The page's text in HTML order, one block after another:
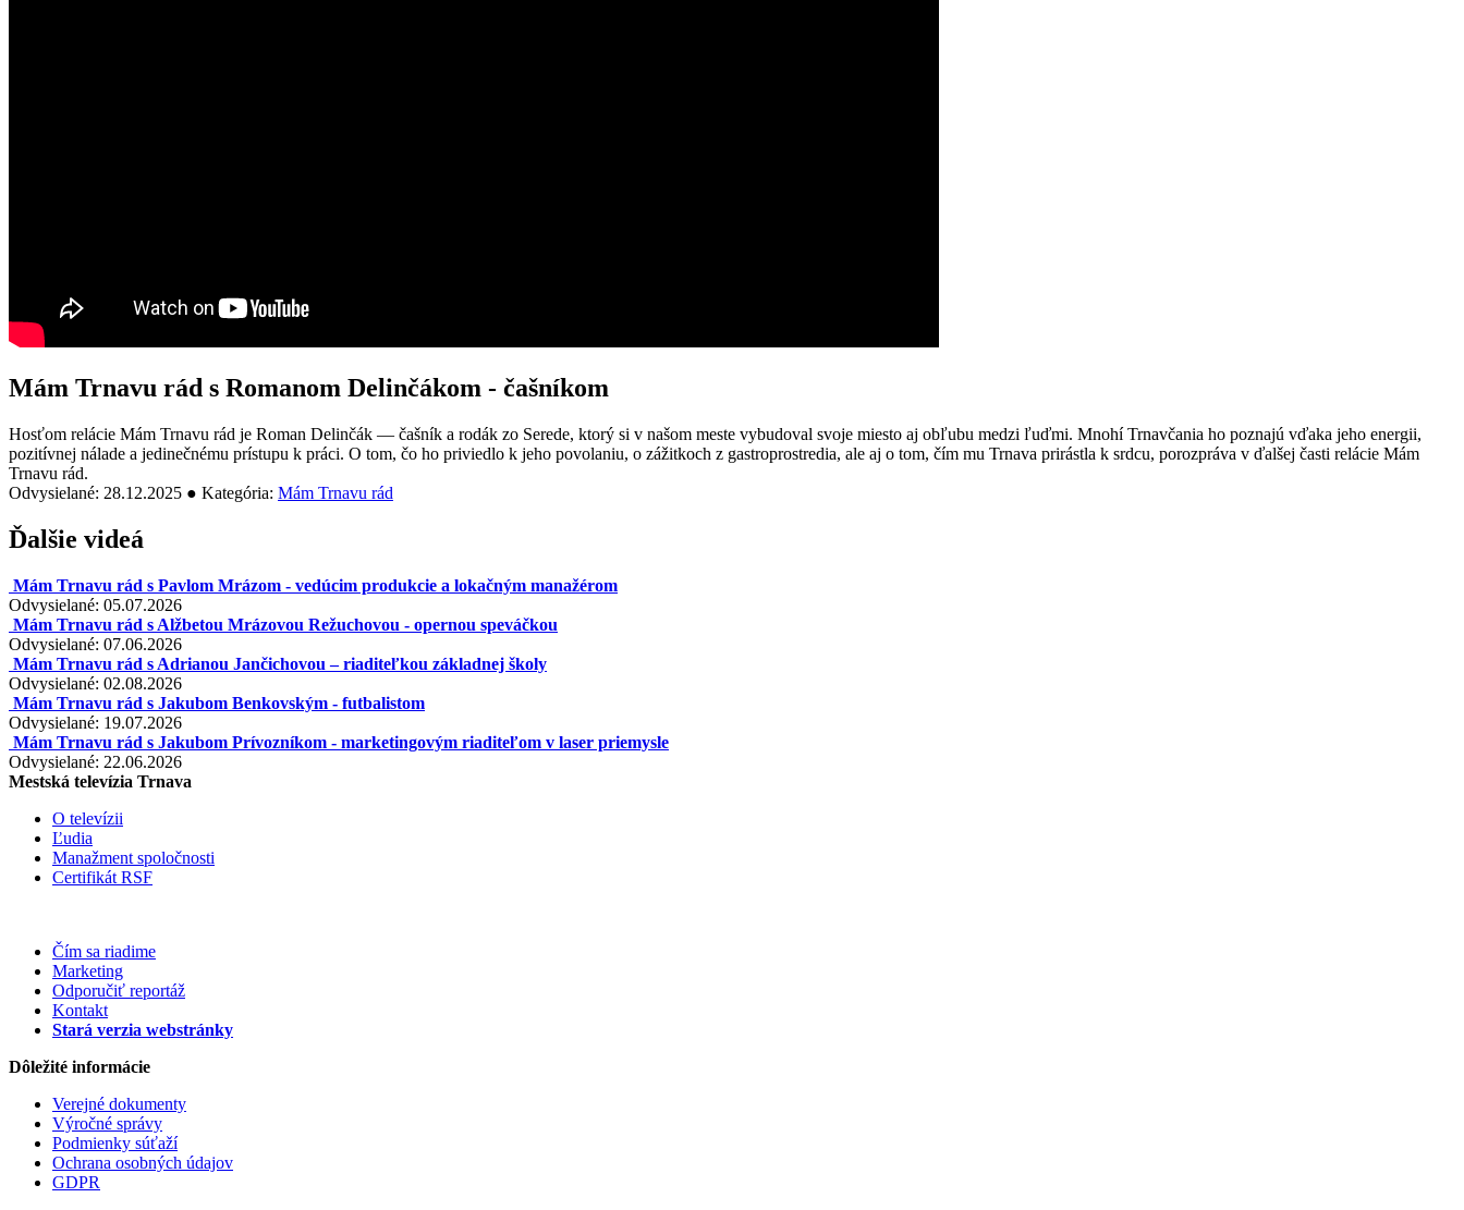
Mám Trnavu rád s Romanom Delinčákom - čašníkom
Hosťom relácie Mám Trnavu rád je Roman Delinčák — čašník a rodák zo Serede, ktorý si v našom meste vybudoval svoje miesto aj obľubu medzi ľuďmi. Mnohí Trnavčania ho poznajú vďaka jeho energii,
pozitívnej nálade a jedinečnému prístupu k práci. O tom, čo ho priviedlo k jeho povolaniu, o zážitkoch z gastroprostredia, ale aj o tom, čím mu Trnava prirástla k srdcu, porozpráva v ďalšej časti relácie Mám
Trnavu rád.
Odvysielané: 28.12.2025 ● Kategória: Mám Trnavu rád
Ďalšie videá
Mám Trnavu rád s Pavlom Mrázom - vedúcim produkcie a lokačným manažérom
Odvysielané: 05.07.2026
Mám Trnavu rád s Alžbetou Mrázovou Režuchovou - opernou speváčkou
Odvysielané: 07.06.2026
Mám Trnavu rád s Adrianou Jančichovou – riaditeľkou základnej školy
Odvysielané: 02.08.2026
Mám Trnavu rád s Jakubom Benkovským - futbalistom
Odvysielané: 19.07.2026
Mám Trnavu rád s Jakubom Prívozníkom - marketingovým riaditeľom v laser priemysle
Odvysielané: 22.06.2026
Mestská televízia Trnava
O televízii
Ľudia
Manažment spoločnosti
Certifikát RSF
Čím sa riadime
Marketing
Odporučiť reportáž
Kontakt
Stará verzia webstránky
Dôležité informácie
Verejné dokumenty
Výročné správy
Podmienky súťaží
Ochrana osobných údajov
GDPR